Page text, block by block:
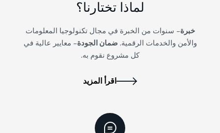
لماذا تختارنا؟
خبرة– سنوات من الخبرة في مجال تكنولوجيا المعلومات
والأمن والخدمات الرقمية.ضمان الجودة– معايير عالية في
كل مشروع نقوم به.
اقرأ المزيد